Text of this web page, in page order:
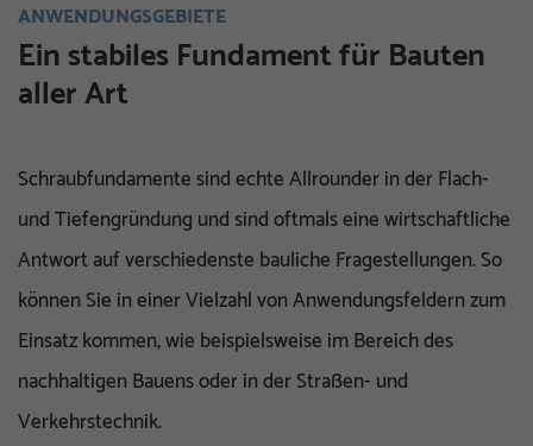
ANWENDUNGSGEBIETE
Ein stabiles Fundament für Bauten
aller Art
Schraubfundamente sind echte Allrounder in der Flach-
und Tiefengründung und sind oftmals eine wirtschaftliche
Antwort auf verschiedenste bauliche Fragestellungen. So
können Sie in einer Vielzahl von Anwendungsfeldern zum
Einsatz kommen, wie beispielsweise im Bereich des
nachhaltigen Bauens oder in der Straßen- und
Verkehrstechnik.